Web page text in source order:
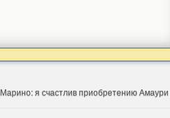
Марино: я счастлив приобретению Амаури